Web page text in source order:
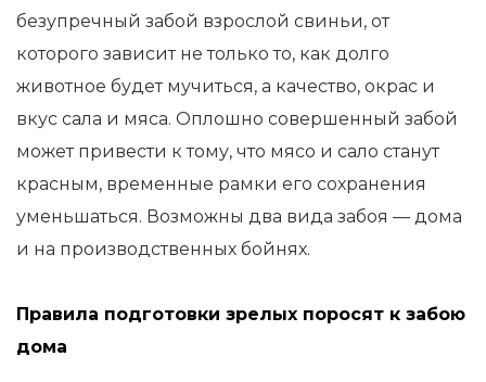
безупречный забой взрослой свиньи, от
которого зависит не только то, как долго
животное будет мучиться, а качество, окрас и
вкус сала и мяса. Оплошно совершенный забой
может привести к тому, что мясо и сало станут
красным, временные рамки его сохранения
уменьшаться. Возможны два вида забоя — дома
и на производственных бойнях.
Правила подготовки зрелых поросят к забою
дома